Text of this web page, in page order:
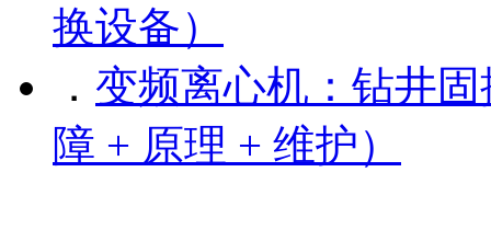
换设备）
． 变频离心机：钻井
障 + 原理 + 维护）